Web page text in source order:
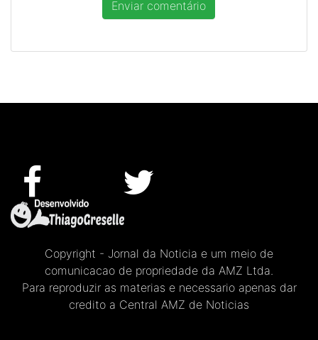
Copyright - Jornal da Noticia e um meio de
comunicacao de propriedade da AMZ Ltda.
Para reproduzir as materias e necessario apenas dar
credito a Central AMZ de Noticias